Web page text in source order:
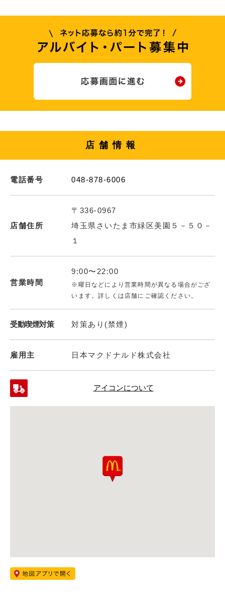
店舗情報
電話番号 048-878-6006
店舗住所
〒336-0967
埼玉県さいたま市緑区美園５－５０－
１
営業時間
9:00〜22:00
※曜日などにより営業時間が異なる場合がござ
います。詳しくは店舗にご確認ください。
受動喫煙対策 対策あり(禁煙)
雇用主 日本マクドナルド株式会社
アイコンについて